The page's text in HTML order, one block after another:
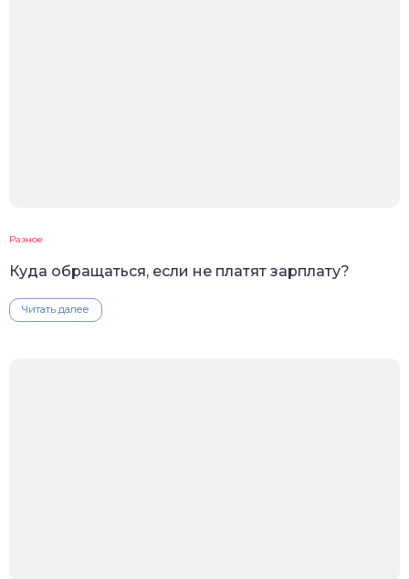
Разное
Куда обращаться, если не платят зарплату?
Читать далее